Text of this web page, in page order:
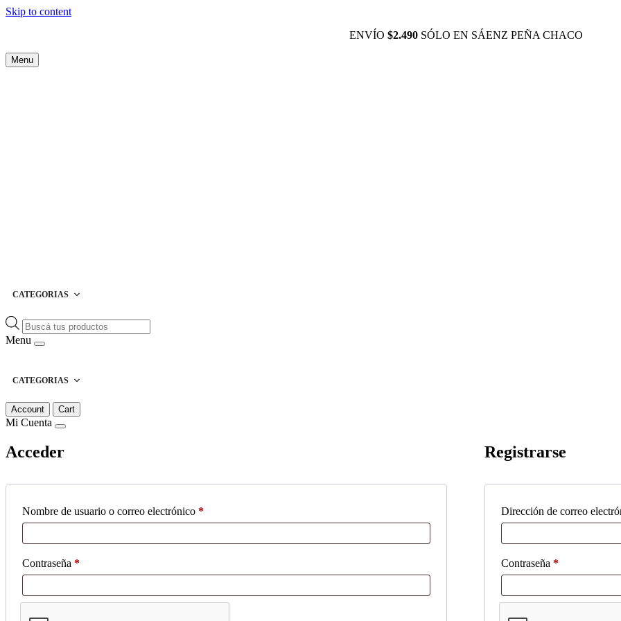
Skip to content
ENVÍO $2.490 SÓLO EN SÁENZ PEÑA CHACO
Menu
CATEGORIAS
Búsqueda
de
productos
Menu
CATEGORIAS
Account Cart
Mi Cuenta
Acceder
Nombre de usuario o correo electrónico *Obligatorio
Contraseña *Obligatorio
Registrarse
Dirección de correo
Contraseña *Obligatorio